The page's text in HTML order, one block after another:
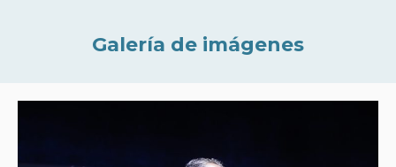
Galería de imágenes